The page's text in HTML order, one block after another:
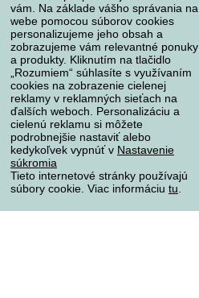
vám. Na základe vášho správania na
webe pomocou súborov cookies
personalizujeme jeho obsah a
zobrazujeme vám relevantné ponuky
a produkty. Kliknutím na tlačidlo
„Rozumiem“ súhlasíte s využívaním
cookies na zobrazenie cielenej
reklamy v reklamných sieťach na
ďalších weboch. Personalizáciu a
cielenú reklamu si môžete
podrobnejšie nastaviť alebo
kedykoľvek vypnúť v Nastavenie
súkromia
Tieto internetové stránky používajú
súbory cookie. Viac informáciu tu
Spoľahlivý obchod